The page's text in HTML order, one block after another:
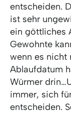
entscheiden.
ist sehr
ein göttliches
Gewohnte
wenn es nicht
Ablaufdatum
Würmer
immer, sich
entscheiden.